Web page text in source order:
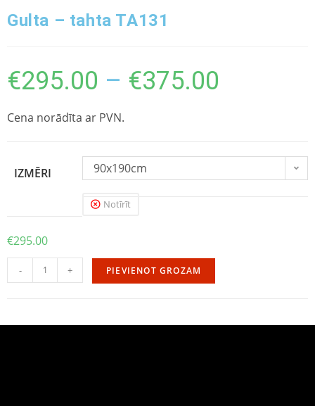
Gulta – tahta TA131
€295.00 – €375.00
Cena norādīta ar PVN.
IZMĒRI 90x190cm
Notīrīt
€295.00
- + PIEVIENOT GROZAM